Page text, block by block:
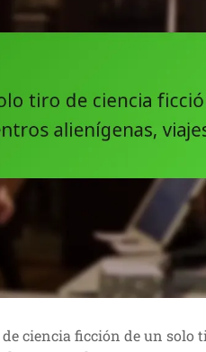
ciencia ficción de un